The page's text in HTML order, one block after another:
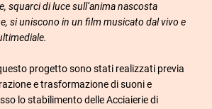
squarci di luce sull’anima nascosta
si uniscono in un film musicato dal vivo e
progetto sono stati realizzati previa
e trasformazione di suoni e
lo stabilimento delle Acciaierie di